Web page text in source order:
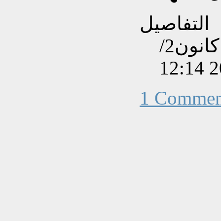
التفاصيل
تم إنشاءه بتاريخ السبت, 11 كانون2/
1